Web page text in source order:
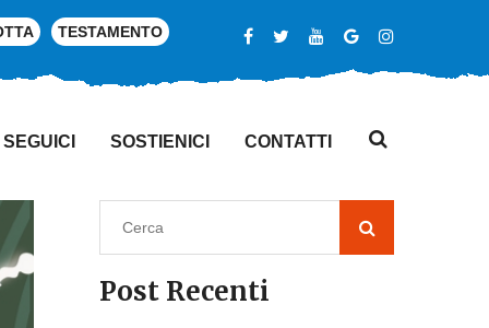
TESTAMENTO
SEGUICI SOSTIENICI CONTATTI
Post Recenti